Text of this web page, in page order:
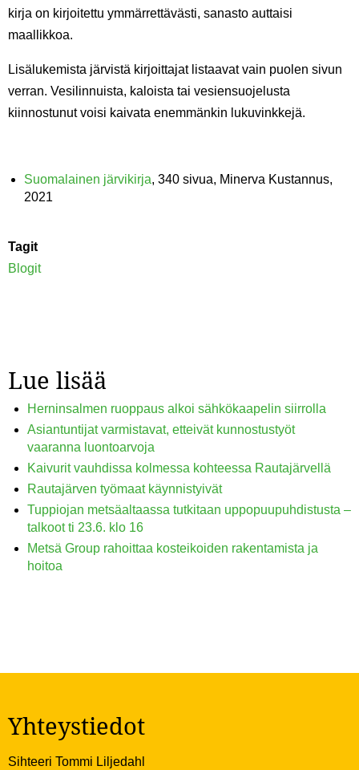
kirja on kirjoitettu ymmärrettävästi, sanasto auttaisi
maallikkoa.
Lisälukemista järvistä kirjoittajat listaavat vain puolen sivun
verran. Vesilinnuista, kaloista tai vesiensuojelusta
kiinnostunut voisi kaivata enemmänkin lukuvinkkejä.
Suomalainen järvikirja, 340 sivua, Minerva Kustannus,
2021
Tagit
Blogit
Lue lisää
Herninsalmen ruoppaus alkoi sähkökaapelin siirrolla
Asiantuntijat varmistavat, etteivät kunnostustyöt
vaaranna luontoarvoja
Kaivurit vauhdissa kolmessa kohteessa Rautajärvellä
Rautajärven työmaat käynnistyivät
Tuppiojan metsäaltaassa tutkitaan uppopuupuhdistusta –
talkoot ti 23.6. klo 16
Metsä Group rahoittaa kosteikoiden rakentamista ja
hoitoa
Yhteystiedot
Sihteeri Tommi Liljedahl